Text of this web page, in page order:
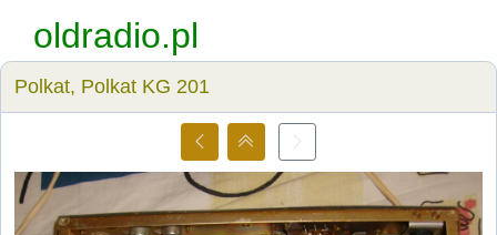
oldradio.pl
Polkat, Polkat KG 201